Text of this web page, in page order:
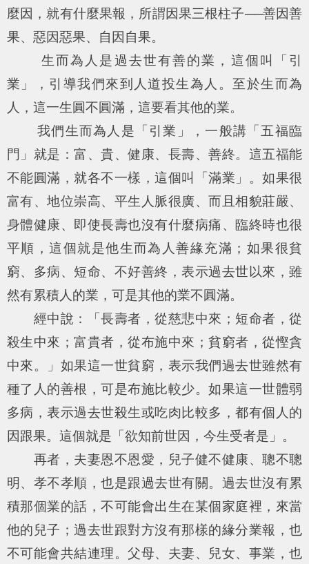
麼因，就有什麼果報，所謂因果三根柱子──善因善
果、惡因惡果、自因自果。
生而為人是過去世有善的業，這個叫「引
業」，引導我們來到人道投生為人。至於生而為
人，這一生圓不圓滿，這要看其他的業。
我們生而為人是「引業」，一般講「五福臨
門」就是：富、貴、健康、長壽、善終。這五福能
不能圓滿，就各不一樣，這個叫「滿業」。如果很
富有、地位崇高、平生人脈很廣、而且相貌莊嚴、
身體健康、即使長壽也沒有什麼病痛、臨終時也很
平順，這個就是他生而為人善緣充滿；如果很貧
窮、多病、短命、不好善終，表示過去世以來，雖
然有累積人的業，可是其他的業不圓滿。
經中說：「長壽者，從慈悲中來；短命者，從
殺生中來；富貴者，從布施中來；貧窮者，從慳貪
中來。」如果這一世貧窮，表示我們過去世雖然有
種了人的善根，可是布施比較少。如果這一世體弱
多病，表示過去世殺生或吃肉比較多，都有個人的
因跟果。這個就是「欲知前世因，今生受者是」。
再者，夫妻恩不恩愛，兒子健不健康、聰不聰
明、孝不孝順，也是跟過去世有關。過去世沒有累
積那個業的話，不可能會出生在某個家庭裡，來當
他的兒子；過去世跟對方沒有那樣的緣分業報，也
不可能會共結連理。父母、夫妻、兒女、事業，也